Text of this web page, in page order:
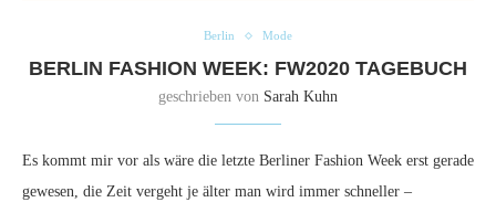
Berlin Mode
BERLIN FASHION WEEK: FW2020 TAGEBUCH
geschrieben von Sarah Kuhn
Es kommt mir vor als wäre die letzte Berliner Fashion Week erst gerade
gewesen, die Zeit vergeht je älter man wird immer schneller –